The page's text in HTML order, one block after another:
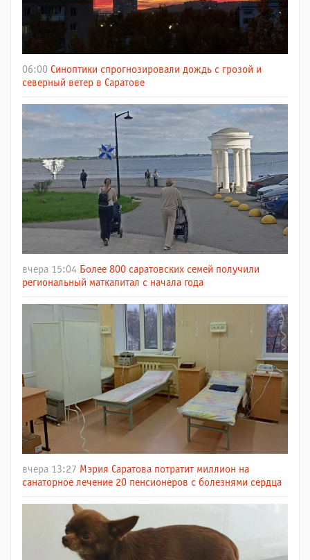
06:00 Синоптики спрогнозировали дождь с грозой и
северный ветер в Саратове
вчера 15:04 Более 800 саратовских семей получили
региональный маткапитал с начала года
вчера 13:27 Мэрия Саратова потратит миллион на
санаторное лечение 20 пенсионеров с болезнями сердца